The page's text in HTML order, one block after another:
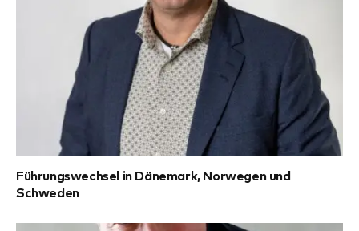
Führungswechsel in Dänemark, Norwegen und
Schweden